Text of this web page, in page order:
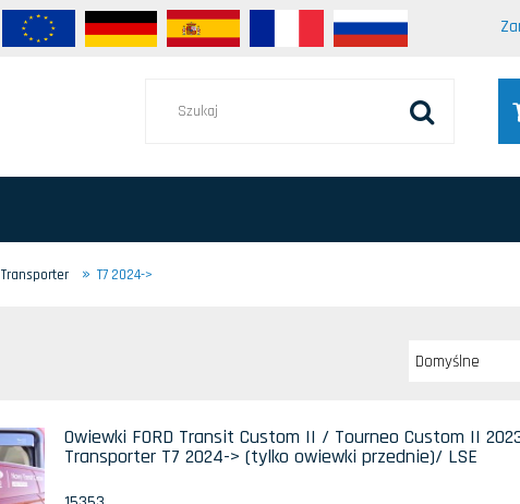
Transporter » T7 2024->
Owiewki FORD Transit Custom II / Tourneo Custom II
Transporter T7 2024-> (tylko owiewki przednie)/ LSE